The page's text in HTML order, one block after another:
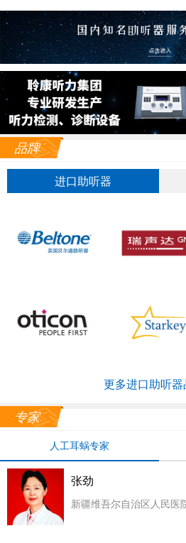
品牌
进口助听器
更多进口助听器
专家
人工耳蜗专家
张劲
新疆维吾尔自治区人民医